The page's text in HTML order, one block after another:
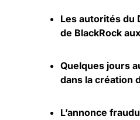
Les autorités du
de BlackRock
Quelques jours
dans la création
L’annonce